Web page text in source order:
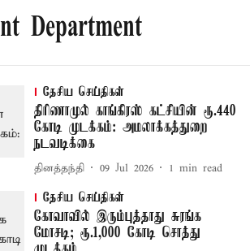
Department
தேசிய செய்திகள்
திரிணாமுல் காங்கிரஸ் கட்சியின் ரூ.440
கோடி முடக்கம்: அமலாக்கத்துறை
நடவடிக்கை
தினத்தந்தி 09 Jul 2026 1 min read
தேசிய செய்திகள்
கோவாவில் இரும்புத்தாது சுரங்க
மோசடி; ரூ.1,000 கோடி சொத்து